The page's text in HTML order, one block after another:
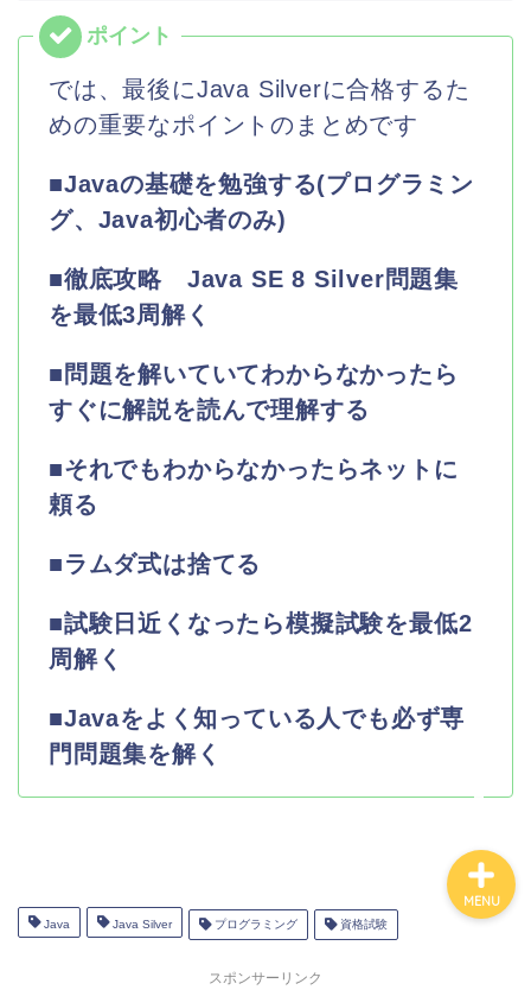
では、最後にJava Silverに合格するた
めの重要なポイントのまとめです
■Javaの基礎を勉強する(プログラミン
グ、Java初心者のみ)
■徹底攻略 Java SE 8 Silver問題集
を最低3周解く
■問題を解いていてわからなかったら
すぐに解説を読んで理解する
■それでもわからなかったらネットに
頼る
■ラムダ式は捨てる
■試験日近くなったら模擬試験を最低2
周解く
■Javaをよく知っている人でも必ず専
門問題集を解く
Java Java Silver プログラミング 資格試験
スポンサーリンク
MENU
お問い合わせ